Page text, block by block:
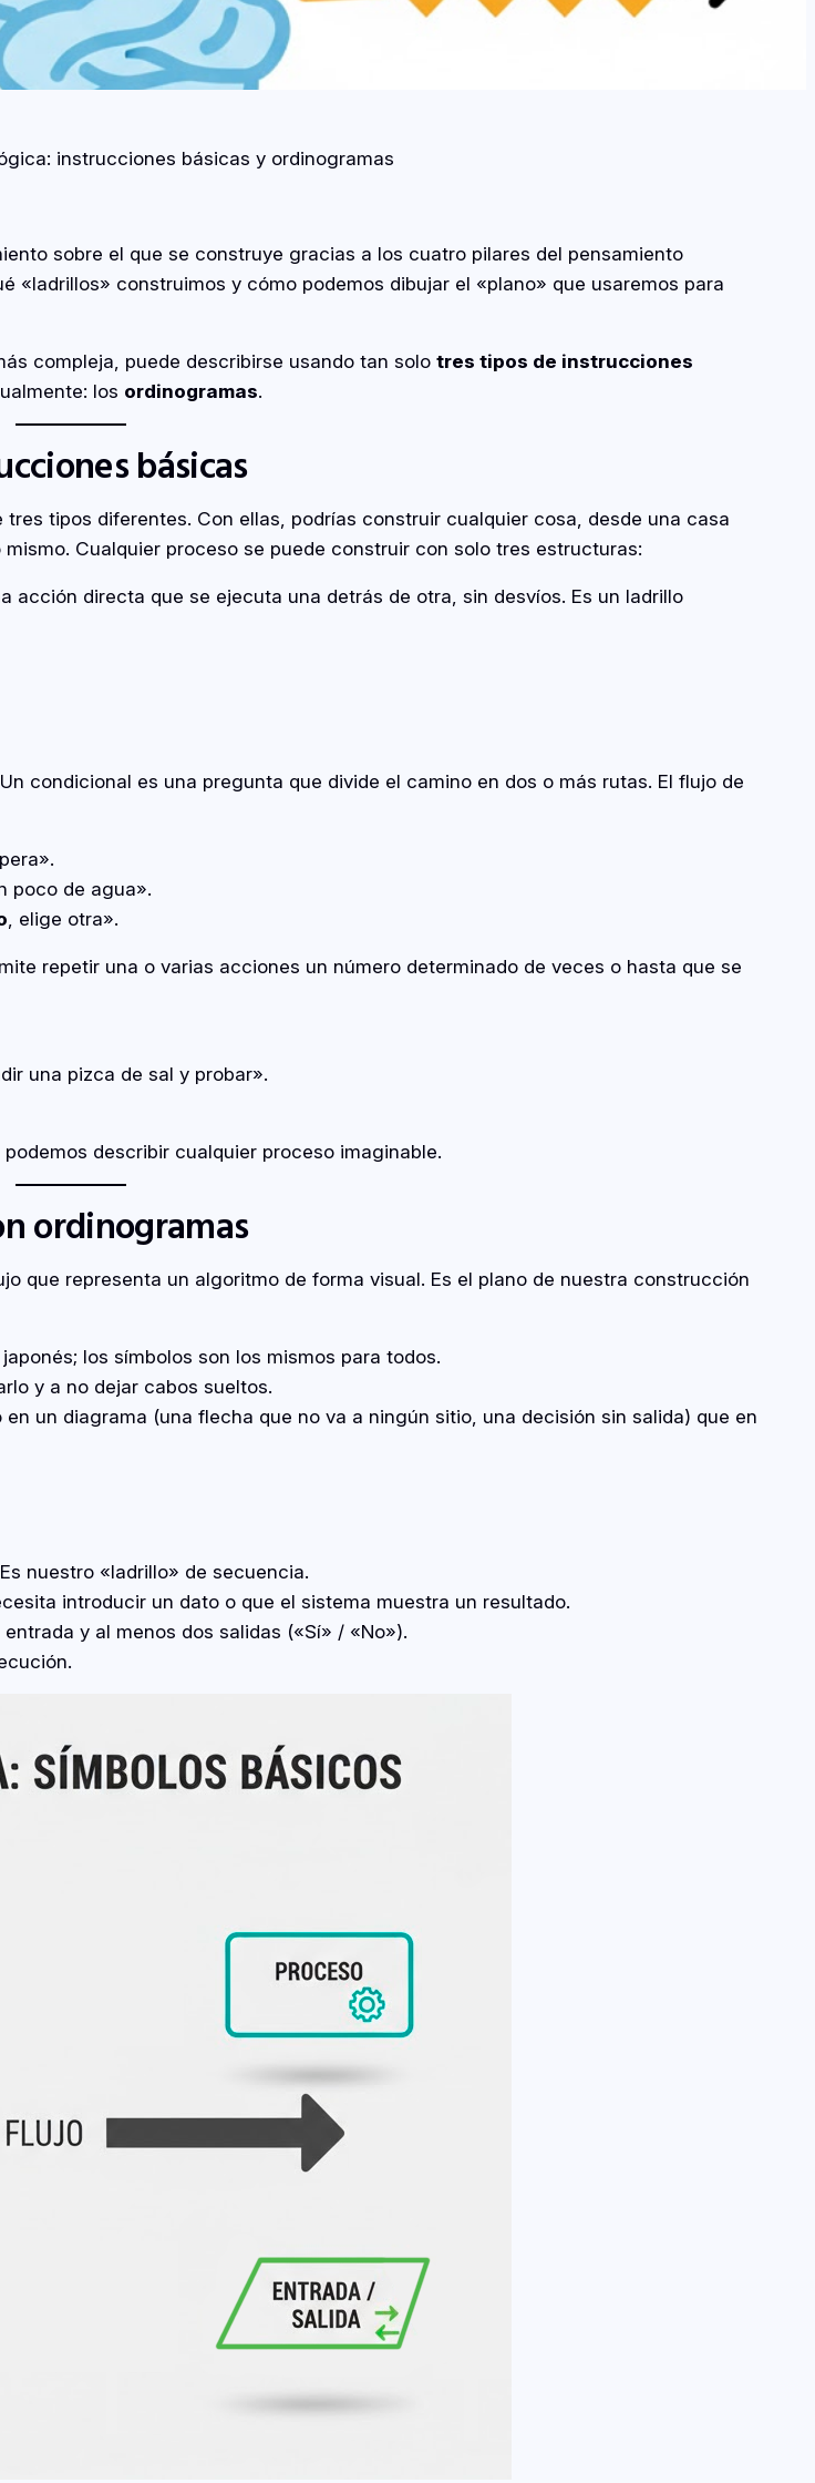
instrucciones básicas y ordinogramas
sobre el que se construye gracias a los cuatro pilares del pensamiento
«ladrillos» construimos y cómo podemos dibujar el «plano» que usaremos para
compleja, puede describirse usando tan solo tres tipos de instrucciones
los ordinogramas.
básicas
tipos diferentes. Con ellas, podrías construir cualquier cosa, desde una casa
Cualquier proceso se puede construir con solo tres estructuras:
acción directa que se ejecuta una detrás de otra, sin desvíos. Es un ladrillo
condicional es una pregunta que divide el camino en dos o más rutas. El flujo de
poco de agua».
, elige otra».
repetir una o varias acciones un número determinado de veces o hasta que se
una pizca de sal y probar».
describir cualquier proceso imaginable.
ordinogramas
que representa un algoritmo de forma visual. Es el plano de nuestra construcción
los símbolos son los mismos para todos.
y a no dejar cabos sueltos.
un diagrama (una flecha que no va a ningún sitio, una decisión sin salida) que en
nuestro «ladrillo» de secuencia.
introducir un dato o que el sistema muestra un resultado.
y al menos dos salidas («Sí» / «No»).